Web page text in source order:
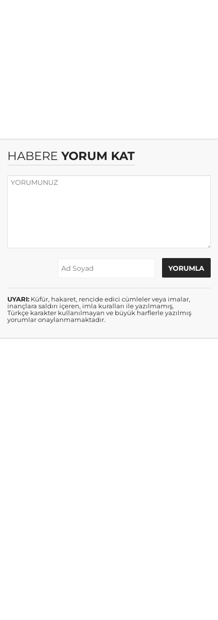
HABERE YORUM KAT
UYARI: Küfür, hakaret, rencide edici cümleler veya imalar,
inançlara saldırı içeren, imla kuralları ile yazılmamış,
Türkçe karakter kullanılmayan ve büyük harflerle yazılmış
yorumlar onaylanmamaktadır.